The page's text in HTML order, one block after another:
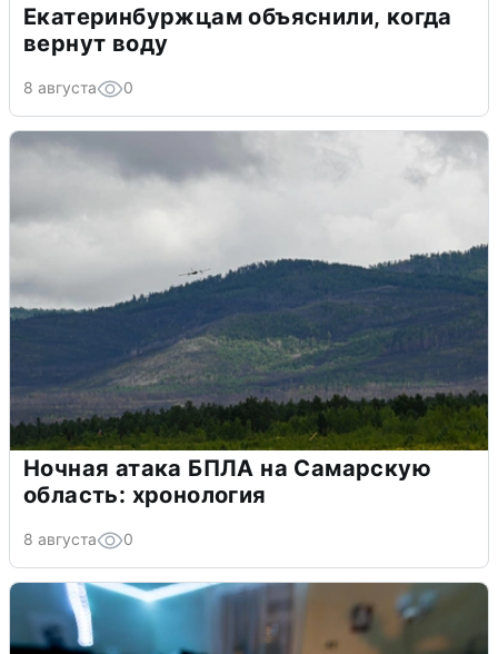
Екатеринбуржцам объяснили, когда
вернут воду
8 августа 0
Ночная атака БПЛА на Самарскую
область: хронология
8 августа 0